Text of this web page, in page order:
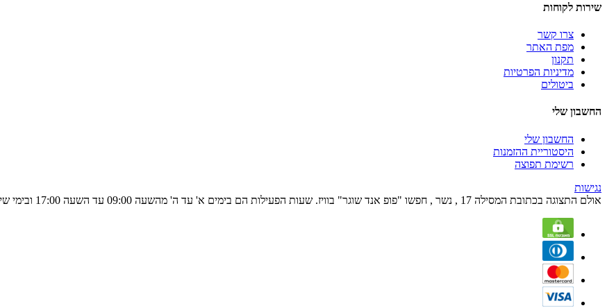
שירות לקוחות
צרו קשר
מפת האתר
תקנון
מדיניות הפרטיות
ביטולים
החשבון שלי
החשבון שלי
היסטוריית ההזמנות
רשימת תפוצה
נגישות
אולם התצוגה בכתובת המסילה 17 , נשר , חפשו "פופ אנד שוגר" בוויז. שעות הפעילות הם בימים א' עד ה' מהשעה 09:00 עד השעה 17:00 ובימי שישי מהשעה 09:00 עד 12:00.